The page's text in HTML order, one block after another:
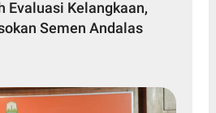
Evaluasi Kelangkaan,
Semen Andalas